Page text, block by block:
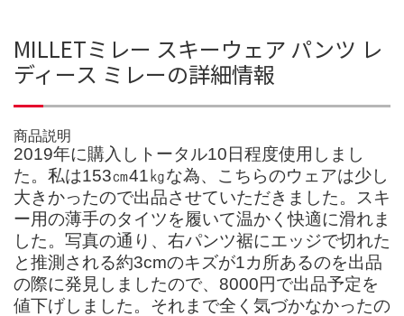
MILLETミレー スキーウェア パンツ レ
ディース ミレーの詳細情報
商品説明
2019年に購入しトータル10日程度使用しまし
た。私は153㎝41㎏な為、こちらのウェアは少し
大きかったので出品させていただきました。スキ
ー用の薄手のタイツを履いて温かく快適に滑れま
した。写真の通り、右パンツ裾にエッジで切れた
と推測される約3cmのキズが1カ所あるのを出品
の際に発見しましたので、8000円で出品予定を
値下げしました。それまで全く気づかなかったの